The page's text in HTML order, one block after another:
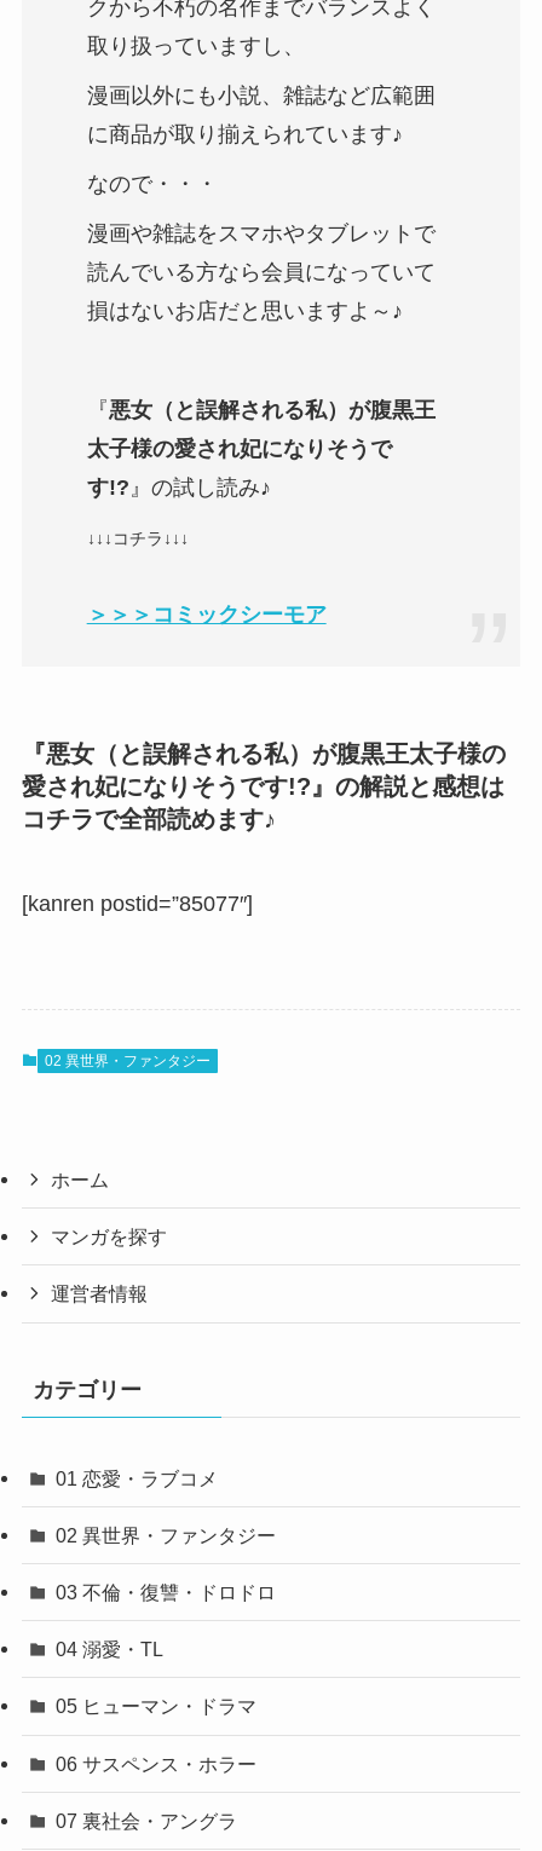
クから不朽の名作までバランスよく
取り扱っていますし、
漫画以外にも小説、雑誌など広範囲
に商品が取り揃えられています♪
なので・・・
漫画や雑誌をスマホやタブレットで
読んでいる方なら会員になっていて
損はないお店だと思いますよ～♪
『悪女（と誤解される私）が腹黒王
太子様の愛され妃になりそうで
す!?』の試し読み♪
↓↓↓コチラ↓↓↓
＞＞＞コミックシーモア
『悪女（と誤解される私）が腹黒王太子様の
愛され妃になりそうです!?』の解説と感想は
コチラで全部読めます♪
[kanren postid=”85077″]
02 異世界・ファンタジー
ホーム
マンガを探す
運営者情報
カテゴリー
01 恋愛・ラブコメ
02 異世界・ファンタジー
03 不倫・復讐・ドロドロ
04 溺愛・TL
05 ヒューマン・ドラマ
06 サスペンス・ホラー
07 裏社会・アングラ